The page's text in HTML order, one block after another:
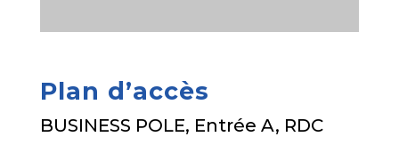
Plan d’accès
BUSINESS POLE, Entrée A, RDC